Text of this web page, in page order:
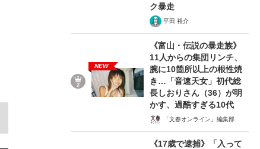
ク暴走
平田 裕介
NEW
《富山・伝説の暴走族》
11人からの集団リンチ、
腕に10箇所以上の根性焼
き…「音速天女」初代総
長しおりさん（36）が明
かす、過酷すぎる10代
「文春オンライン」編集部
《17歳で逮捕》「入って